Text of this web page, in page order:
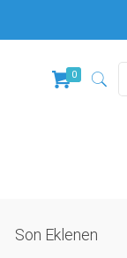
0
Son Eklenen